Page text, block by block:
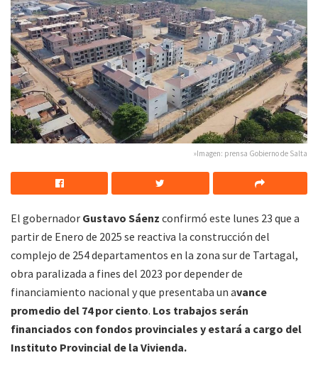
»Imagen: prensa Gobierno de Salta
El gobernador Gustavo Sáenz confirmó este lunes 23 que a
partir de Enero de 2025 se reactiva la construcción del
complejo de 254 departamentos en la zona sur de Tartagal,
obra paralizada a fines del 2023 por depender de
financiamiento nacional y que presentaba un avance
promedio del 74 por ciento. Los trabajos serán
financiados con fondos provinciales y estará a cargo del
Instituto Provincial de la Vivienda.